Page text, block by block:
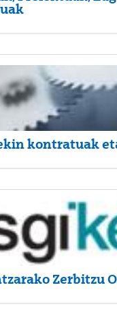
kontratuak
Zerbitzu